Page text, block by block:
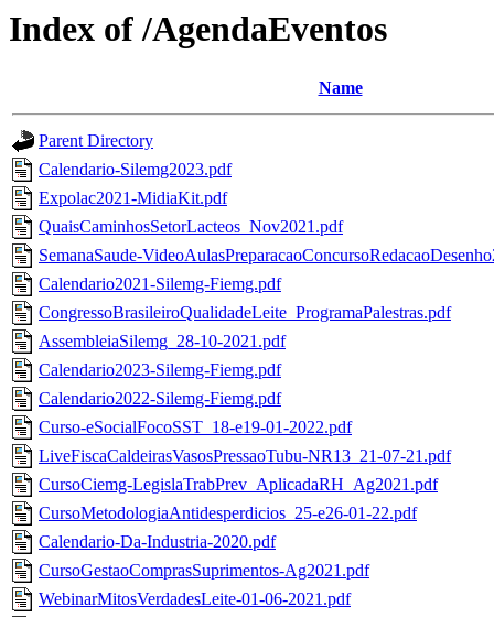
Index of /AgendaEventos
Name
Parent Directory
Calendario-Silemg2023.pdf
Expolac2021-MidiaKit.pdf
QuaisCaminhosSetorLacteos_Nov2021.pdf
SemanaSaude-
Calendario2021-Silemg-Fiemg.pdf
CongressoBrasileiroQualidadeLeite_ProgramaPalestras.pdf
AssembleiaSilemg_28-10-2021.pdf
Calendario2023-Silemg-Fiemg.pdf
Calendario2022-Silemg-Fiemg.pdf
Curso-eSocialFocoSST_18-e19-01-2022.pdf
LiveFiscaCaldeirasVasosPressaoTubu-NR13_21-07-21.pdf
CursoCiemg-LegislaTrabPrev_AplicadaRH_Ag2021.pdf
CursoMetodologiaAntidesperdicios_25-e26-01-22.pdf
Calendario-Da-Industria-2020.pdf
CursoGestaoComprasSuprimentos-Ag2021.pdf
WebinarMitosVerdadesLeite-01-06-2021.pdf